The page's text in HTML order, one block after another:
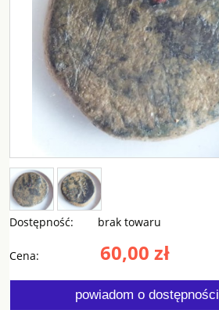
Dostępność: brak towaru
Cena: 60,00 zł
powiadom o dostępności